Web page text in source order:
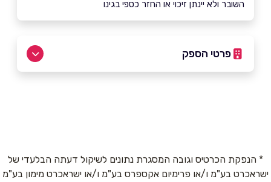
השובר ולא יינתן זיכוי או החזר כספי בגינו
פרטי הספק
טלפון*
* הנפקת הכרטיס וגובה המסגרת נתונים לשיקול דעתה הבלעדי של
ישראכרט בע"מ ו/או פרימיום אקספרס בע"מ ו/או ישראכרט מימון בע"מ